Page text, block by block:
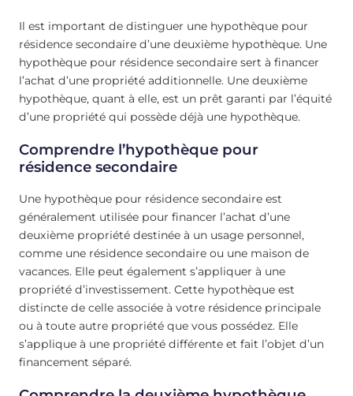
Il est important de distinguer une hypothèque pour
résidence secondaire d’une deuxième hypothèque. Une
hypothèque pour résidence secondaire sert à financer
l’achat d’une propriété additionnelle. Une deuxième
hypothèque, quant à elle, est un prêt garanti par l’équité
d’une propriété qui possède déjà une hypothèque.
Comprendre l’hypothèque pour
résidence secondaire
Une hypothèque pour résidence secondaire est
généralement utilisée pour financer l’achat d’une
deuxième propriété destinée à un usage personnel,
comme une résidence secondaire ou une maison de
vacances. Elle peut également s’appliquer à une
propriété d’investissement. Cette hypothèque est
distincte de celle associée à votre résidence principale
ou à toute autre propriété que vous possédez. Elle
s’applique à une propriété différente et fait l’objet d’un
financement séparé.